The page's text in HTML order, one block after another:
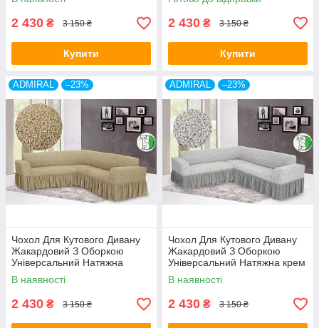
2 430 ₴ 3 150 ₴
Купити
2 430 ₴ 3 150 ₴
Купити
ADMIRAL –23%
Чохол Для Кутового Дивану
Жакардовий З Оборкою
Універсальний Натяжна
пісочний Venera
В наявності
2 430 ₴ 3 150 ₴
ADMIRAL –23%
Чохол Для Кутового Дивану
Жакардовий З Оборкою
Універсальний Натяжна крем
Venera
В наявності
2 430 ₴ 3 150 ₴